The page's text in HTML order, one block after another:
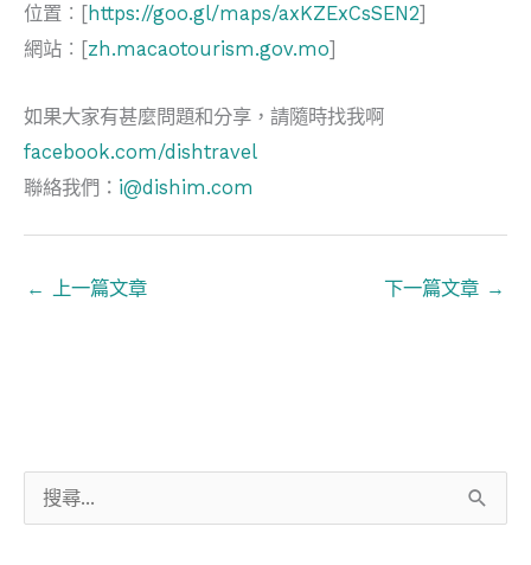
位置︰[ https://goo.gl/maps/axKZExCsSEN2]
網站︰[zh.macaotourism.gov.mo]
如果大家有甚麼問題和分享，請隨時找我啊
facebook.com/dishtravel
聯絡我們： i@dishim.com
← 上一篇文章 下一篇文章 →